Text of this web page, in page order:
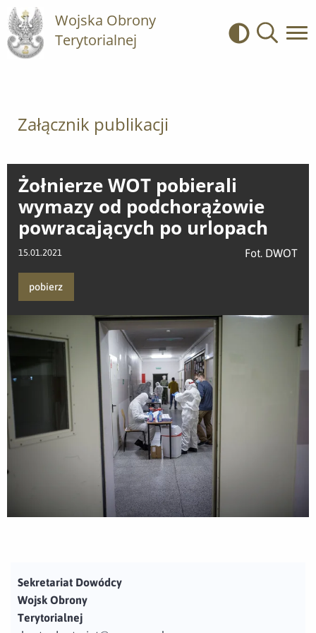
Wojska Obrony
Terytorialnej
Kontrast
Załącznik publikacji
Żołnierze WOT pobierali
wymazy od podchorążowie
powracających po urlopach
15.01.2021 Fot. DWOT
pobierz
Sekretariat Dowódcy
Wojsk Obrony
Terytorialnej